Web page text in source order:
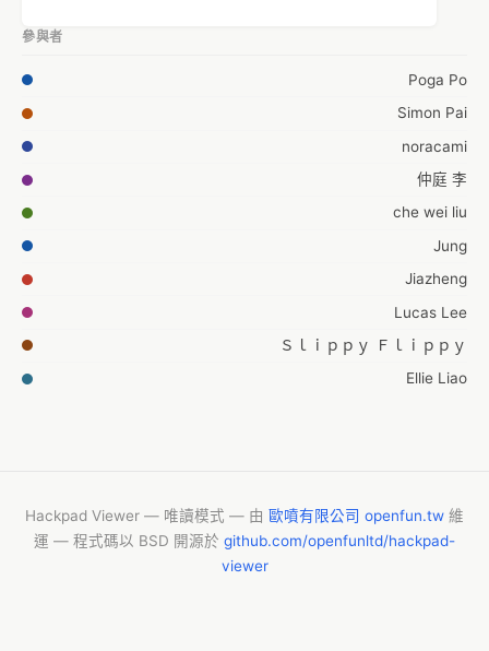
參與者
Poga Po
Simon Pai
noracami
仲庭 李
che wei liu
Jung
Jiazheng
Lucas Lee
Ｓｌｉｐｐｙ Ｆｌｉｐｐｙ
Ellie Liao
Hackpad Viewer — 唯讀模式 — 由 歐噴有限公司 openfun.tw 維
運 — 程式碼以 BSD 開源於 github.com/openfunltd/hackpad-
viewer